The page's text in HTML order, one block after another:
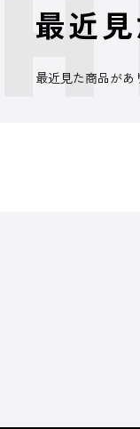
最近
最近見た商品があ